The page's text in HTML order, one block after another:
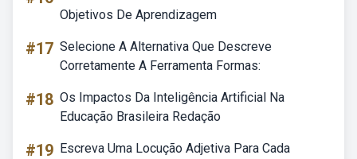
Objetivos De Aprendizagem
#17 Selecione A Alternativa Que Descreve
Corretamente A Ferramenta Formas:
#18 Os Impactos Da Inteligência Artificial Na
Educação Brasileira Redação
#19 Escreva Uma Locução Adjetiva Para Cada